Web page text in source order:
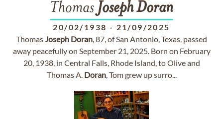
Thomas JosephDoran
20/02/1938 - 21/09/2025
ThomasJoseph Doran, 87, of San Antonio, Texas, passed
away peacefully on September 21, 2025. Born on February
20, 1938, in Central Falls, Rhode Island, to Olive and
Thomas A. Doran, Tom grew up surro...